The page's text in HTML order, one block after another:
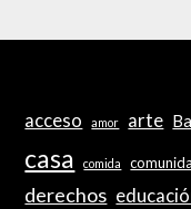
acceso amor arte
casa comida
derechos